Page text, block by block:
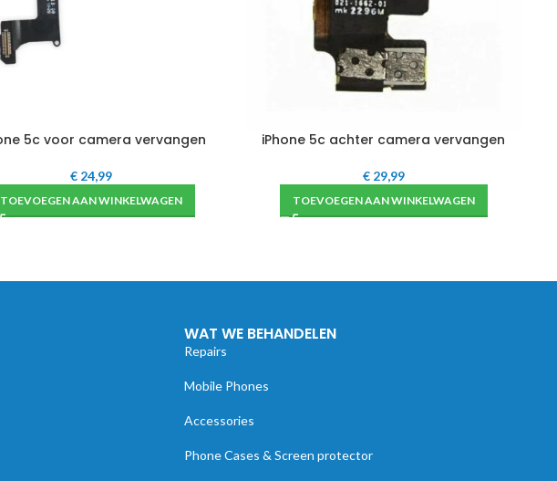
5c voor camera vervangen
€24,99
TOEVOEGEN AAN WINKELWAGEN
iPhone 5c achter camera vervangen
€29,99
TOEVOEGEN AAN WINKELWAGEN
WAT WE BEHANDELEN
Repairs
Mobile Phones
Accessories
Phone Cases & Screen protector